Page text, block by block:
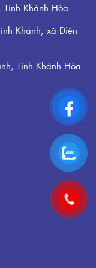
Khánh Hòa
Khánh, xã Diên
Tỉnh Khánh Hòa